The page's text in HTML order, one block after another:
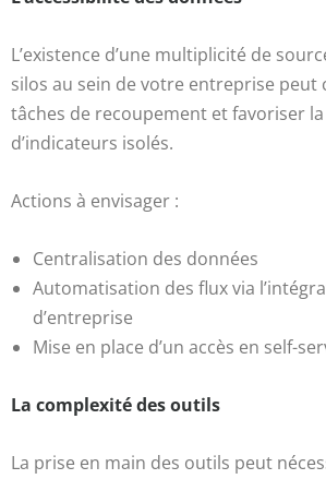
L’existence d’une multiplicité de
silos au sein de votre entreprise peut
tâches de recoupement et favoriser
d’indicateurs isolés.
Actions à envisager :
Centralisation des données
Automatisation des flux via
d’entreprise
Mise en place d’un accès en self-
La complexité des outils
La prise en main des outils peut